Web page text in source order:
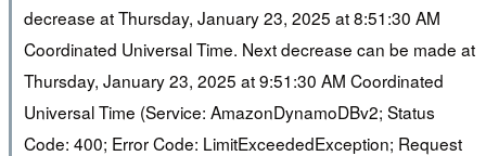
decrease at Thursday, January 23, 2025 at 8:51:30 AM
Coordinated Universal Time. Next decrease can be made at
Thursday, January 23, 2025 at 9:51:30 AM Coordinated
Universal Time (Service: AmazonDynamoDBv2; Status
Code: 400; Error Code: LimitExceededException; Request